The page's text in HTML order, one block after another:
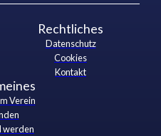
Rechtliches
Datenschutz
Cookies
Kontakt
Verein
werden